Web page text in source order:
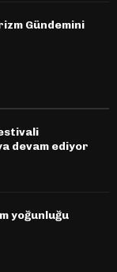
Gündemini
devam ediyor
yoğunluğu